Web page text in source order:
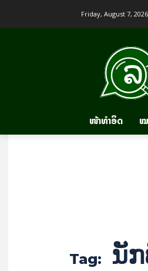
Friday, August 7, 2026
ໜ້າທຳອິດ
Tag: ນັ